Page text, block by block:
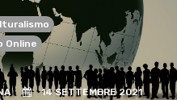
Online
14 SETTEMBRE 2021